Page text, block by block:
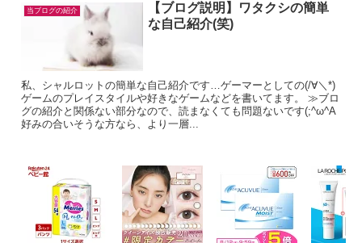
当ブログの紹介
【ブログ説明】ワタクシの簡単
な自己紹介(笑)
私、シャルロットの簡単な自己紹介です…ゲーマーとしての(/∀＼*)
ゲームのプレイスタイルや好きなゲームなどを書いてます。 ≫ブロ
グの紹介と関係ない部分なので、読まなくても問題ないです(;^ω^A
好みの合いそうな方なら、より一層...